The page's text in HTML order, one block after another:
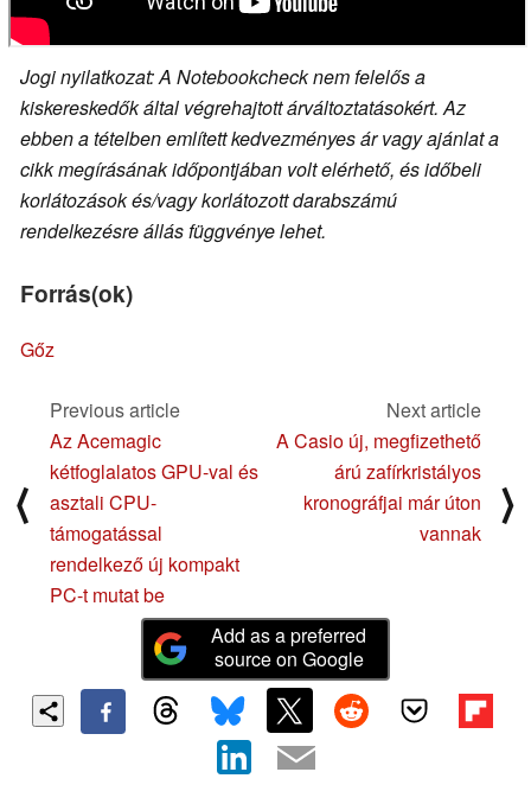
Jogi nyilatkozat: A Notebookcheck nem felelős a
kiskereskedők által végrehajtott árváltoztatásokért. Az
ebben a tételben említett kedvezményes ár vagy ajánlat a
cikk megírásának időpontjában volt elérhető, és időbeli
korlátozások és/vagy korlátozott darabszámú
rendelkezésre állás függvénye lehet.
Forrás(ok)
Gőz
⟨
Previous article
Az Acemagic
kétfoglalatos GPU-val és
asztali CPU-
támogatással
rendelkező új kompakt
PC-t mutat be
Next article
A Casio új, megfizethető
árú zafírkristályos
kronográfjai már úton
vannak
⟩
Add as a preferred
source on Google